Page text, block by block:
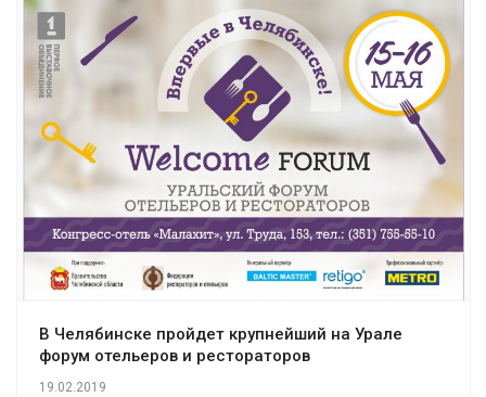
В Челябинске пройдет крупнейший на Урале
форум отельеров и рестораторов
19.02.2019